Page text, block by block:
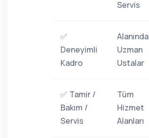
Servis
✅
Deneyimli
Kadro
Alanında
Uzman
Ustalar
✅ Tamir /
Bakım /
Servis
Tüm
Hizmet
Alanları